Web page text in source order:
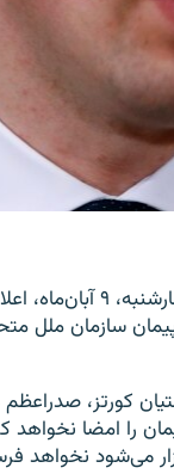
دولت دست‌راستی
سازمان ملل
کورتز،
را امضا نخواهد
می‌شود نخواهد